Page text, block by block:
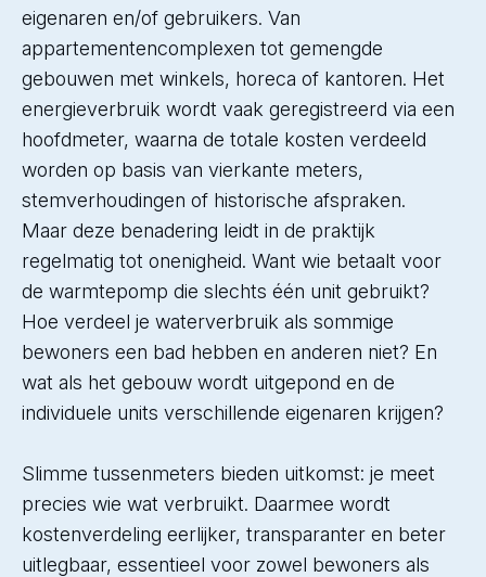
eigenaren en/of gebruikers. Van
appartementencomplexen tot gemengde
gebouwen met winkels, horeca of kantoren. Het
energieverbruik wordt vaak geregistreerd via een
hoofdmeter, waarna de totale kosten verdeeld
worden op basis van vierkante meters,
stemverhoudingen of historische afspraken.
Maar deze benadering leidt in de praktijk
regelmatig tot onenigheid. Want wie betaalt voor
de warmtepomp die slechts één unit gebruikt?
Hoe verdeel je waterverbruik als sommige
bewoners een bad hebben en anderen niet? En
wat als het gebouw wordt uitgepond en de
individuele units verschillende eigenaren krijgen?
Slimme tussenmeters bieden uitkomst: je meet
precies wie wat verbruikt. Daarmee wordt
kostenverdeling eerlijker, transparanter en beter
uitlegbaar, essentieel voor zowel bewoners als